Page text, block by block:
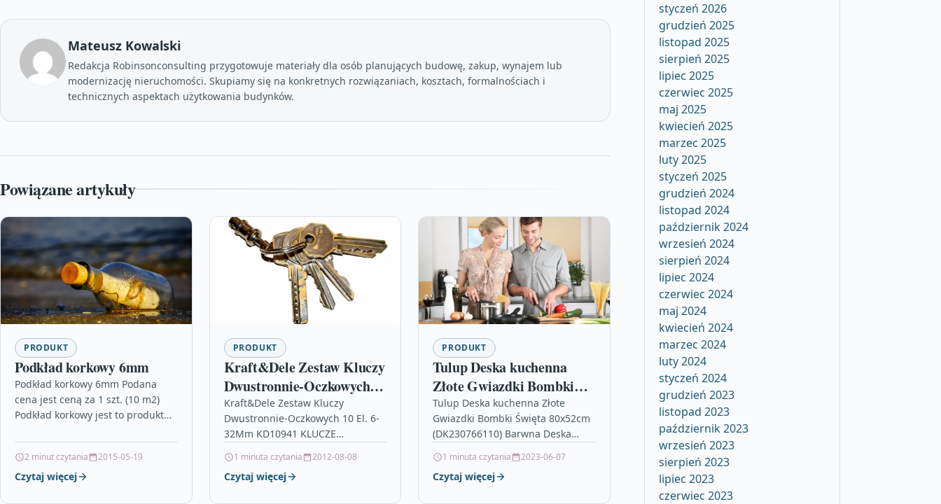
Mateusz Kowalski
Redakcja Robinsonconsulting przygotowuje materiały dla osób planujących budowę, zakup, wynajem lub
modernizację nieruchomości. Skupiamy się na konkretnych rozwiązaniach, kosztach, formalnościach i
technicznych aspektach użytkowania budynków.
Powiązane artykuły
PRODUKT
Podkład korkowy 6mm
Podkład korkowy 6mm Podana
cena jest ceną za 1 szt. (10 m2)
Podkład korkowy jest to produkt
długowiecznym, nie starzeje się…
2 minut czytania 2015-05-19
Czytaj więcej
PRODUKT
Kraft&Dele Zestaw Kluczy
Dwustronnie-Oczkowych
10 El. 6-32Mm KD10941
Kraft&Dele Zestaw Kluczy
Dwustronnie-Oczkowych 10 El. 6-
32Mm KD10941 KLUCZE
KD10941Zestaw wykonany jest ze
stali CRV.Składa się z 10 części o
1 minuta czytania 2012-08-08
Czytaj więcej
PRODUKT
Tulup Deska kuchenna
Złote Gwiazdki Bombki
Święta 80x52cm
(DK230766110)
Tulup Deska kuchenna Złote
Gwiazdki Bombki Święta 80x52cm
(DK230766110) Barwna Deska
Święta to dekoracja kuchni na
czas Świąt Bożego Narodzenia.…
1 minuta czytania 2023-06-07
Czytaj więcej
styczeń 2026
grudzień 2025
listopad 2025
sierpień 2025
lipiec 2025
czerwiec 2025
maj 2025
kwiecień 2025
marzec 2025
luty 2025
styczeń 2025
grudzień 2024
listopad 2024
październik 2024
wrzesień 2024
sierpień 2024
lipiec 2024
czerwiec 2024
maj 2024
kwiecień 2024
marzec 2024
luty 2024
styczeń 2024
grudzień 2023
listopad 2023
październik 2023
wrzesień 2023
sierpień 2023
lipiec 2023
czerwiec 2023